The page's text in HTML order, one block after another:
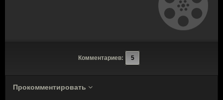
Комментариев: 5
Прокомментировать